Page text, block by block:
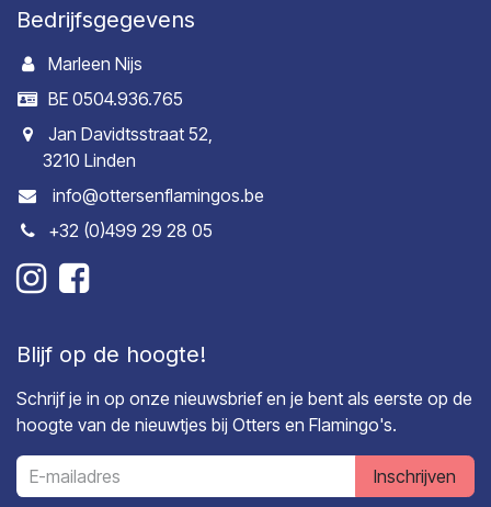
Bedrijfsgegevens
Marleen Nijs
BE 0504.936.765
Jan Davidtsstraat 52,
3210 Linden
info@ottersenflamingos.be
+32 (0)499 29 28 05
Blijf op de hoogte!
Schrijf je in op onze nieuwsbrief en je bent als eerste op de
hoogte van de nieuwtjes bij Otters en Flamingo's.
Inschrijven